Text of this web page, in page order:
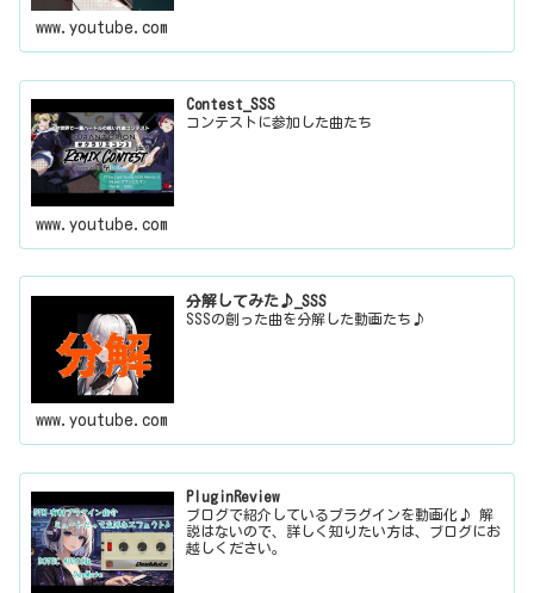
www.youtube.com
Contest_SSS
コンテストに参加した曲たち
www.youtube.com
分解してみた♪_SSS
SSSの創った曲を分解した動画たち♪
www.youtube.com
PluginReview
ブログで紹介しているプラグインを動画化♪ 解
説はないので、詳しく知りたい方は、ブログにお
越しください。